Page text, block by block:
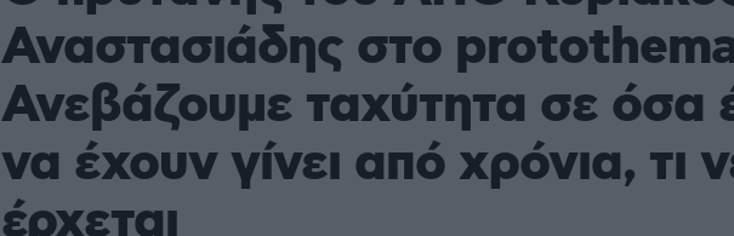
Αναστασιάδης στο
Ανεβάζουμε ταχύτητα σε όσα
να έχουν γίνει από χρόνια, τι